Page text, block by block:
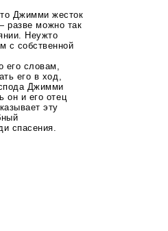
Джимми жесток
разве можно так
Неужто
с собственной
словам,
его в ход,
Джимми
он и его отец
эту
спасения.